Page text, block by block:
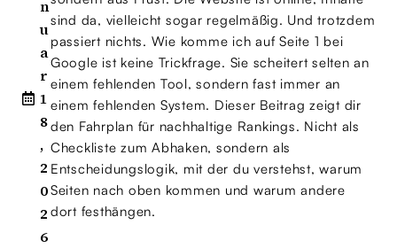
n
u
a
r
1
8
,
2
0
2
6
sind da, vielleicht sogar regelmäßig. Und trotzdem
passiert nichts. Wie komme ich auf Seite 1 bei
Google ist keine Trickfrage. Sie scheitert selten an
einem fehlenden Tool, sondern fast immer an
einem fehlenden System. Dieser Beitrag zeigt dir
den Fahrplan für nachhaltige Rankings. Nicht als
Checkliste zum Abhaken, sondern als
Entscheidungslogik, mit der du verstehst, warum
Seiten nach oben kommen und warum andere
dort festhängen.